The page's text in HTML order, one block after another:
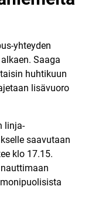
yhteyden
Saaga
huhtikuun
lisävuoro
linja-
saavutaan
klo 17.15.